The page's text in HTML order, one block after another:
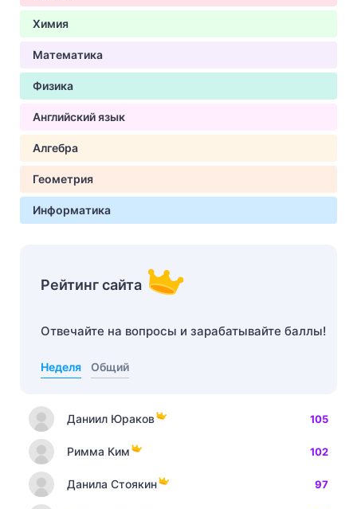
Химия
Математика
Физика
Английский язык
Алгебра
Геометрия
Информатика
Рейтинг сайта
Отвечайте на вопросы и зарабатывайте баллы!
Неделя Общий
Даниил Юраков 105
Римма Ким 102
Данила Стоякин 97